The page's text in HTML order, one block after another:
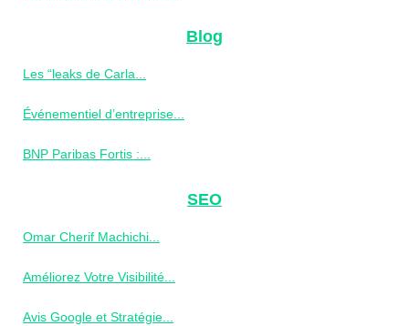
Blog
Les “leaks de Carla...
Événementiel d’entreprise...
BNP Paribas Fortis :...
SEO
Omar Cherif Machichi...
Améliorez Votre Visibilité...
Avis Google et Stratégie...